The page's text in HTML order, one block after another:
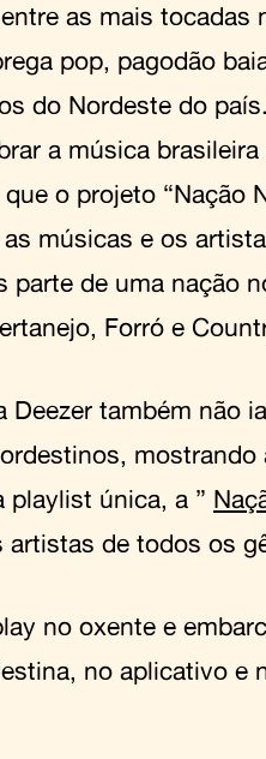
as mais tocadas
pop, pagodão
do Nordeste do
a música
o projeto “Nação
músicas e os
parte de uma nação
Forró e
Deezer também não
mostrando
playlist única, a ”
artistas de todos os
no oxente e
no aplicativo e